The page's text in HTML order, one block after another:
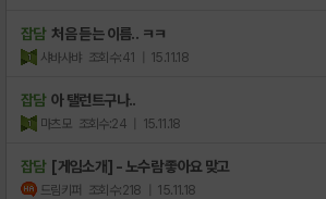
잡담 처음 듣는 이름.. ㅋㅋ
샤바사뱌 조회수:41 | 15.11.18
잡담 아 탤런트구나..
마츠모 조회수:24 | 15.11.18
잡담 [게임소개] - 노수람 좋아요 맞고
드림키퍼 조회수:218 | 15.11.18